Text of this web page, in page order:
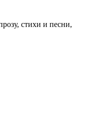
стихи и песни,